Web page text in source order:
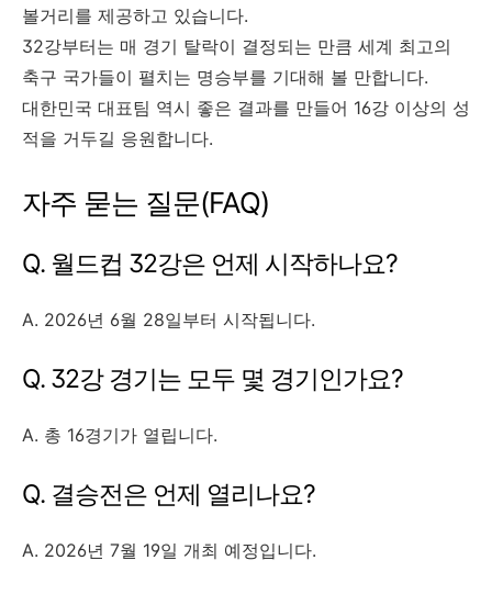
볼거리를 제공하고 있습니다.
32강부터는 매 경기 탈락이 결정되는 만큼 세계 최고의
축구 국가들이 펼치는 명승부를 기대해 볼 만합니다.
대한민국 대표팀 역시 좋은 결과를 만들어 16강 이상의 성
적을 거두길 응원합니다.
자주 묻는 질문(FAQ)
Q. 월드컵 32강은 언제 시작하나요?
A. 2026년 6월 28일부터 시작됩니다.
Q. 32강 경기는 모두 몇 경기인가요?
A. 총 16경기가 열립니다.
Q. 결승전은 언제 열리나요?
A. 2026년 7월 19일 개최 예정입니다.